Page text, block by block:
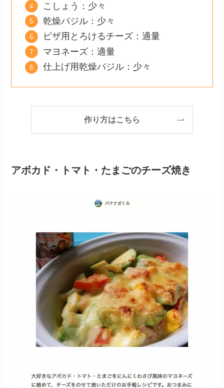
こしょう：少々
乾燥バジル：少々
ピザ用とろけるチーズ：適量
マヨネーズ：適量
仕上げ用乾燥バジル：少々
作り方はこちら
アボカド・トマト・たまごのチーズ焼き